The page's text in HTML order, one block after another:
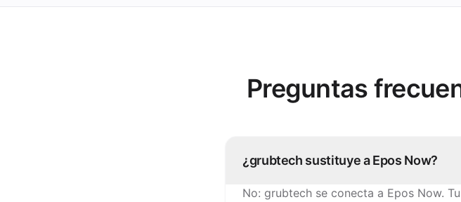
Preguntas
¿grubtech sustituye a Epos Now?
No: grubtech se conecta a Epos Now.